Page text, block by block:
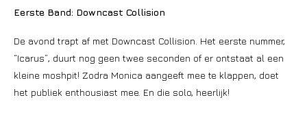
Eerste Band: Downcast Collision
De avond trapt af met Downcast Collision. Het eerste nummer,
“Icarus”, duurt nog geen twee seconden of er ontstaat al een
kleine moshpit! Zodra Monica aangeeft mee te klappen, doet
het publiek enthousiast mee. En die solo, heerlijk!